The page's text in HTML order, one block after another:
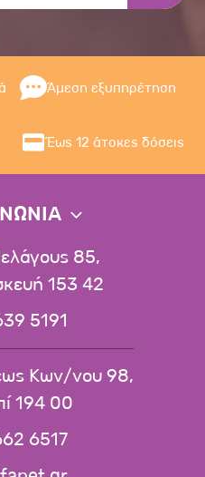
Άμεση εξυπηρέτηση
Έως 12 άτοκες δόσεις
85,
153 42
5191
Κων/νου 98,
194 00
6517